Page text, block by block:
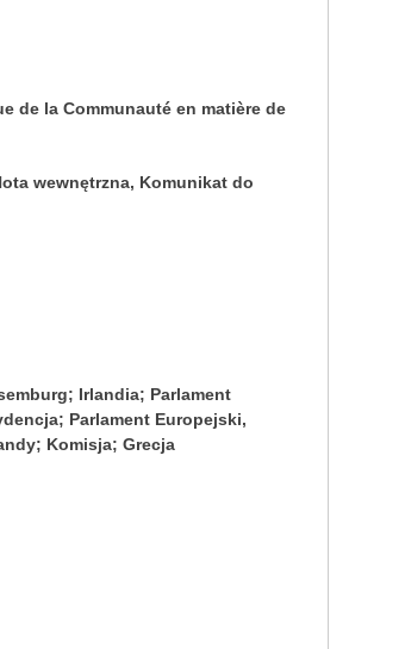
de la Communauté en matière de
wewnętrzna, Komunikat do
Irlandia; Parlament
Parlament Europejski,
Komisja; Grecja